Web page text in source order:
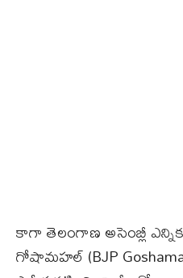
కాగా తెలంగాణ అసెంబ్లీ
గోషామహల్‌ (BJP